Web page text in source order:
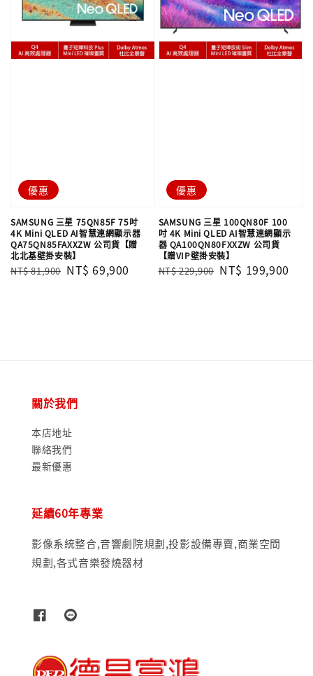
優惠
SAMSUNG 三星 75QN85F 75吋
4K Mini QLED AI智慧連網顯示器
QA75QN85FAXXZW 公司貨【贈
北北基壁掛安裝】
Regular
NT$ 81,900 Sale
NT$ 69,900
優惠
SAMSUNG 三星 100QN80F 100
吋 4K Mini QLED AI智慧連網顯示
器 QA100QN80FXXZW 公司貨
【贈VIP壁掛安裝】
Regular
NT$ 229,900 Sale
NT$ 199,900
關於我們
本店地址
聯絡我們
最新優惠
延續60年專業
影像系統整合,音響劇院規劃,投影設備專賣,商業空間
規劃,各式音樂發燒器材